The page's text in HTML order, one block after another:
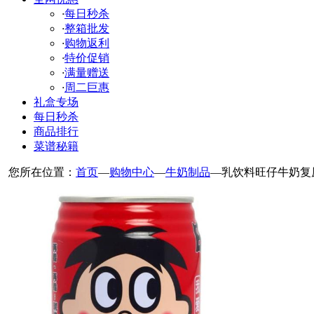
·每日秒杀
·整箱批发
·购物返利
·特价促销
·满量赠送
·周二巨惠
礼盒专场
每日秒杀
商品排行
菜谱秘籍
您所在位置： 首页—购物中心—牛奶制品—乳饮料旺仔牛奶复